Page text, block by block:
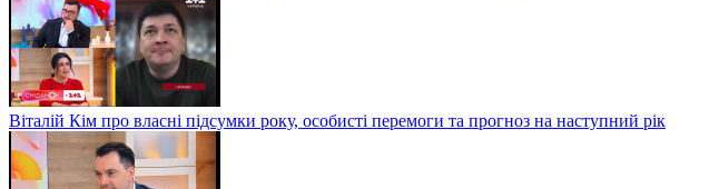
Віталій Кім про власні підсумки року, особисті перемоги та прогноз на наступний рік